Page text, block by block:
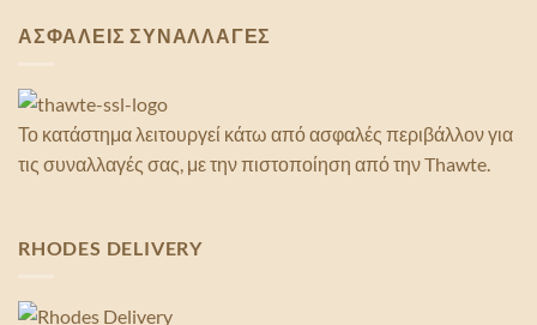
ΑΣΦΑΛΕΙΣ ΣΥΝΑΛΛΑΓΕΣ
Το κατάστημα λειτουργεί κάτω από ασφαλές περιβάλλον για
τις συναλλαγές σας, με την πιστοποίηση από την Thawte.
RHODES DELIVERY